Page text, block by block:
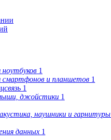
ноутбуков 1
смартфонов и планшетов 1
1
джойстики 1
наушники и гарнитуры
данных 1